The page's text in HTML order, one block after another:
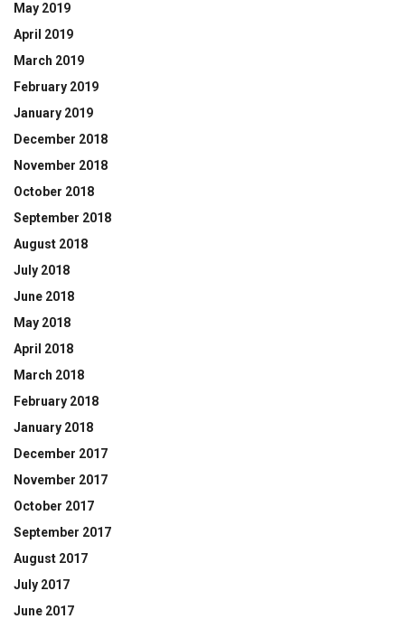
May 2019
April 2019
March 2019
February 2019
January 2019
December 2018
November 2018
October 2018
September 2018
August 2018
July 2018
June 2018
May 2018
April 2018
March 2018
February 2018
January 2018
December 2017
November 2017
October 2017
September 2017
August 2017
July 2017
June 2017